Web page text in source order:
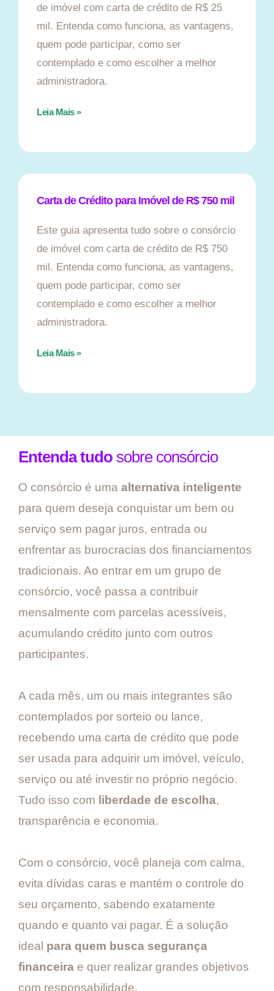
de imóvel com carta de crédito de R$ 25
mil. Entenda como funciona, as vantagens,
quem pode participar, como ser
contemplado e como escolher a melhor
administradora.
Leia Mais »
Carta de Crédito para Imóvel de R$ 750 mil
Este guia apresenta tudo sobre o consórcio
de imóvel com carta de crédito de R$ 750
mil. Entenda como funciona, as vantagens,
quem pode participar, como ser
contemplado e como escolher a melhor
administradora.
Leia Mais »
Entenda tudo sobre consórcio
O consórcio é uma alternativa inteligente
para quem deseja conquistar um bem ou
serviço sem pagar juros, entrada ou
enfrentar as burocracias dos financiamentos
tradicionais. Ao entrar em um grupo de
consórcio, você passa a contribuir
mensalmente com parcelas acessíveis,
acumulando crédito junto com outros
participantes.
A cada mês, um ou mais integrantes são
contemplados por sorteio ou lance,
recebendo uma carta de crédito que pode
ser usada para adquirir um imóvel, veículo,
serviço ou até investir no próprio negócio.
Tudo isso com liberdade de escolha,
transparência e economia.
Com o consórcio, você planeja com calma,
evita dívidas caras e mantém o controle do
seu orçamento, sabendo exatamente
quando e quanto vai pagar. É a solução
ideal para quem busca segurança
financeira e quer realizar grandes objetivos
com responsabilidade.